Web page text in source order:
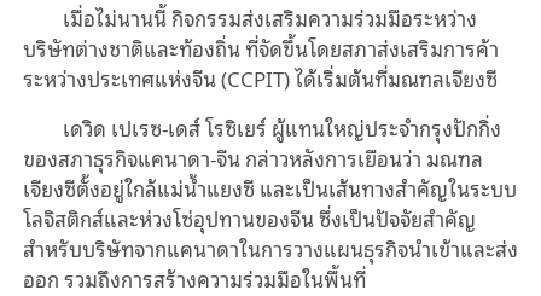
เมื่อไม่นานนี้ กิจกรรมส่งเสริมความร่วมมือระหว่าง
บริษัทต่างชาติและท้องถิ่น ที่จัดขึ้นโดยสภาส่งเสริมการค้า
ระหว่างประเทศแห่งจีน (CCPIT) ได้เริ่มต้นที่มณฑลเจียงซี
เดวิด เปเรซ-เดส์ โรซิเยร์ ผู้แทนใหญ่ประจำกรุงปักกิ่ง
ของสภาธุรกิจแคนาดา-จีน กล่าวหลังการเยือนว่า มณฑล
เจียงซีตั้งอยู่ใกล้แม่น้ำแยงซี และเป็นเส้นทางสำคัญในระบบ
โลจิสติกส์และห่วงโซ่อุปทานของจีน ซึ่งเป็นปัจจัยสำคัญ
สำหรับบริษัทจากแคนาดาในการวางแผนธุรกิจนำเข้าและส่ง
ออก รวมถึงการสร้างความร่วมมือในพื้นที่